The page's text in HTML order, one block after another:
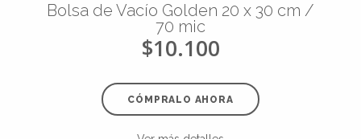
Bolsa de Vacío Golden 20 x 30 cm /
70 mic
$10.100
CÓMPRALO AHORA